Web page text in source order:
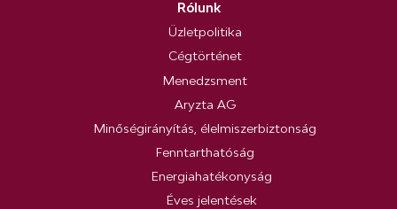
Rólunk
Üzletpolitika
Cégtörténet
Menedzsment
Aryzta AG
Minőségirányítás, élelmiszerbiztonság
Fenntarthatóság
Energiahatékonyság
Éves jelentések